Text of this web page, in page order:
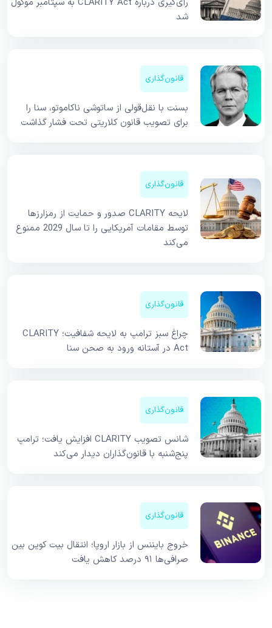
شد
قانون‌گذاری
بسنت با نقل‌قولی از ساتوشی ناکاموتو، سنا را
برای تصویب قانون کلاریتی تحت فشار گذاشت
قانون‌گذاری
لایحه CLARITY صدور و حمایت از رمزارزها
توسط مقامات آمریکایی را تا سال 2029 ممنوع
می‌کند
قانون‌گذاری
چراغ سبز ترامپ به لایحه شفافیت؛ CLARITY
Act در آستانه ورود به صحن سنا
قانون‌گذاری
شانس تصویب CLARITY افزایش یافت؛ ترامپ
پنج‌شنبه با قانون‌گذاران دیدار می‌کند
قانون‌گذاری
خروج بایننس از بازار اروپا؛ انتقال بیت کوین بین
صرافی‌ها ۹۱ درصد کاهش یافت